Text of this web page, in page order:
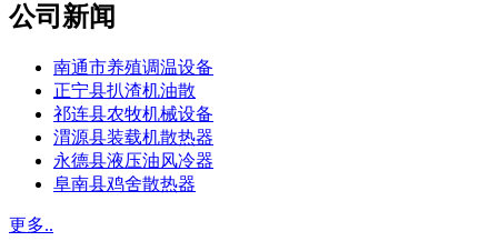
公司新闻
南通市养殖调温设备
正宁县扒渣机油散
祁连县农牧机械设备
渭源县装载机散热器
永德县液压油风冷器
阜南县鸡舍散热器
更多..